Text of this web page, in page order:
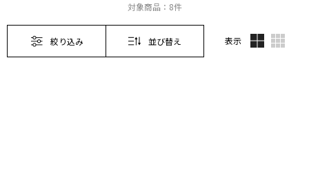
対象商品： 8件
絞り込み 並び替え 表示